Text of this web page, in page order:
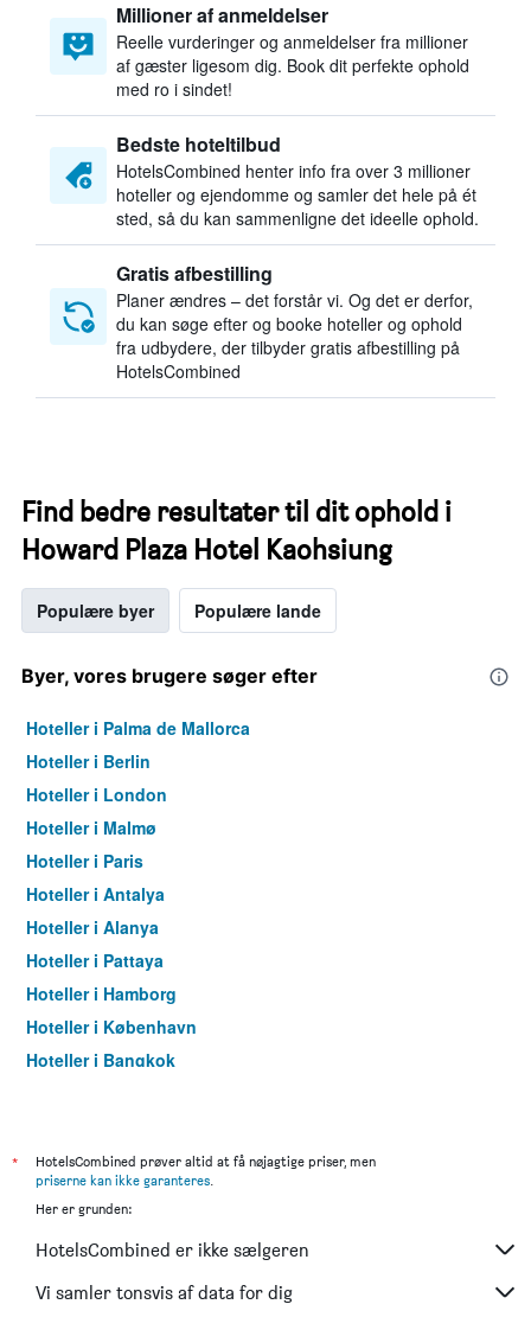
Millioner af anmeldelser
Reelle vurderinger og anmeldelser fra millioner
af gæster ligesom dig. Book dit perfekte ophold
med ro i sindet!
Bedste hoteltilbud
HotelsCombined henter info fra over 3 millioner
hoteller og ejendomme og samler det hele på ét
sted, så du kan sammenligne det ideelle ophold.
Gratis afbestilling
Planer ændres – det forstår vi. Og det er derfor,
du kan søge efter og booke hoteller og ophold
fra udbydere, der tilbyder gratis afbestilling på
HotelsCombined
Find bedre resultater til dit ophold i
Howard Plaza Hotel Kaohsiung
Populære byer Populære lande
Byer, vores brugere søger efter
Hoteller i Palma de Mallorca
Hoteller i Berlin
Hoteller i London
Hoteller i Malmø
Hoteller i Paris
Hoteller i Antalya
Hoteller i Alanya
Hoteller i Pattaya
Hoteller i Hamborg
Hoteller i København
Hoteller i Bangkok
*
HotelsCombined prøver altid at få nøjagtige priser, men
priserne kan ikke garanteres.
Her er grunden:
HotelsCombined er ikke sælgeren
Vi samler tonsvis af data for dig